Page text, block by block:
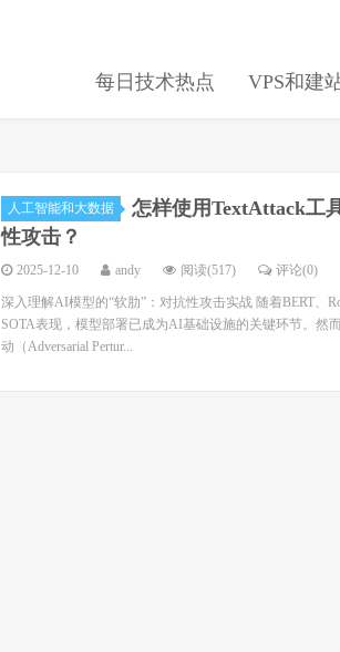
每日技术热点 VPS和建
人工智能和大数据
怎样使用TextAttack工
性攻击？
2025-12-10 andy 阅读(517) 评论(0)
深入理解AI模型的“软肋”：对抗性攻击实战 随着BERT、
SOTA表现，模型部署已成为AI基础设施的关键环节。然
动（Adversarial Pertur...